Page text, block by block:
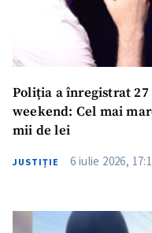
Poliția a înregistrat
weekend: Cel mai
mii de lei
JUSTIȚIE 6 iulie 2026,